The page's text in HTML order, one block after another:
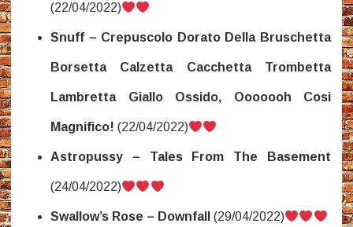
(22/04/2022)
Snuff – Crepuscolo Dorato Della Bruschetta
Borsetta Calzetta Cacchetta Trombetta
Lambretta Giallo Ossido, Ooooooh Cosi
Magnifico! (22/04/2022)
Astropussy – Tales From The Basement
(24/04/2022)
Swallow’s Rose – Downfall (29/04/2022)